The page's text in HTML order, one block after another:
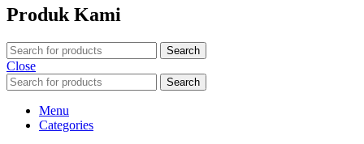
Produk Kami
Search
Close
Search
Menu
Categories